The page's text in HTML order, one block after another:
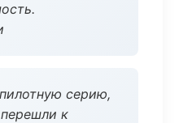
серию,
к